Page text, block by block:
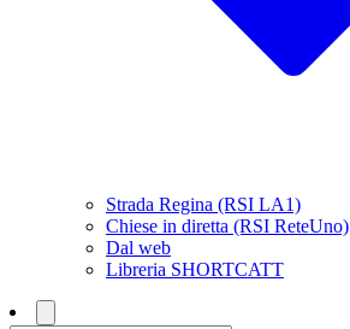
Strada Regina (RSI LA1)
Chiese in diretta (RSI ReteUno)
Dal web
Libreria SHORTCATT